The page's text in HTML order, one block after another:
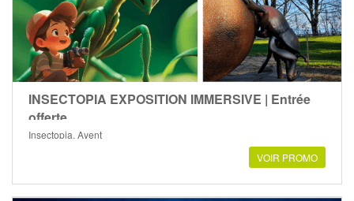
INSECTOPIA EXPOSITION IMMERSIVE | Entrée
offerte
Insectopia, Ayent
VOIR PROMO